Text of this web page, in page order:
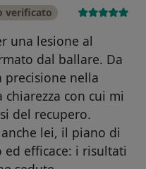
verificato
una lesione al
dal ballare. Da
precisione nella
con cui mi
del recupero.
lei, il piano di
efficace: i risultati